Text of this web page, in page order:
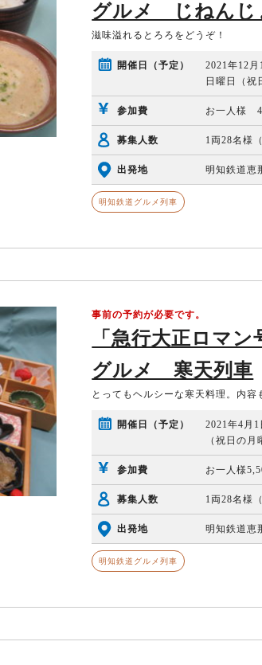
グルメ じねんじ
滋味溢れるとろろをどうぞ！
開催日（予定）
2021年12
日曜日（祝
参加費 お一人様
募集人数 1両28名様
出発地 明知鉄道恵
明知鉄道グルメ列車
事前の予約が必要です。
「急行大正ロマ
グルメ 寒天列車
とってもヘルシーな寒天料理。内容
開催日（予定）
2021年4月
（祝日の月
参加費 お一人様
募集人数 1両28名様
出発地 明知鉄道恵
明知鉄道グルメ列車